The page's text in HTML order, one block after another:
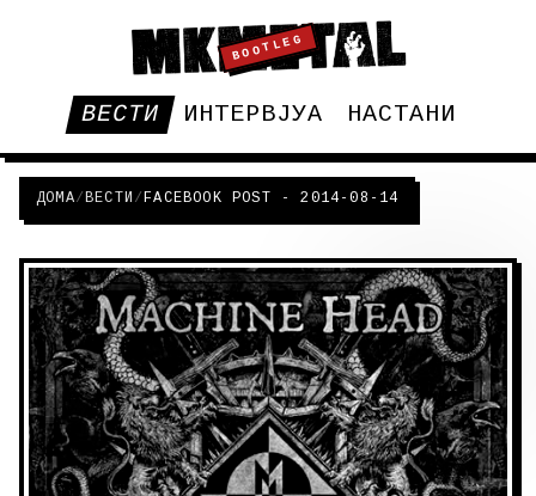
BOOTLEG
ВЕСТИ ИНТЕРВЈУА НАСТАНИ
ДОМА/ВЕСТИ /FACEBOOK POST - 2014-08-14